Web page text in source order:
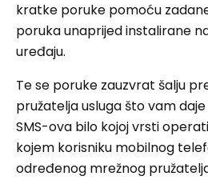
kratke poruke pomoću
poruka unaprijed instalirane
uređaju.
Te se poruke zauzvrat šalju
pružatelja usluga što vam
SMS-ova bilo kojoj vrsti
kojem korisniku mobilnog
određenog mrežnog